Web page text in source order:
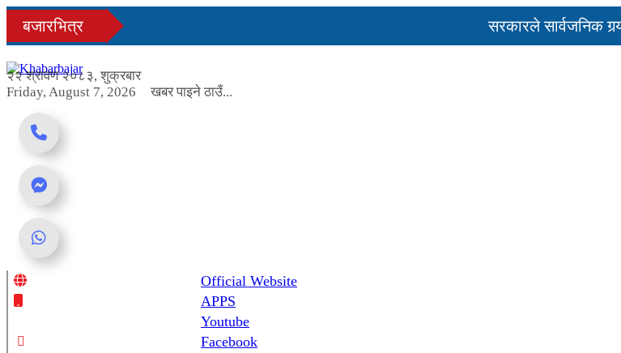
Skip
content
बजारभित्र सरकारले सार्वजनिक गर्‍यो
२२ श्रावण २०८३, शुक्रबार
Friday, August 7, 2026
खबर पाइने ठाउँ...
Online News Portal
Official Website
APPS
Youtube
Facebook